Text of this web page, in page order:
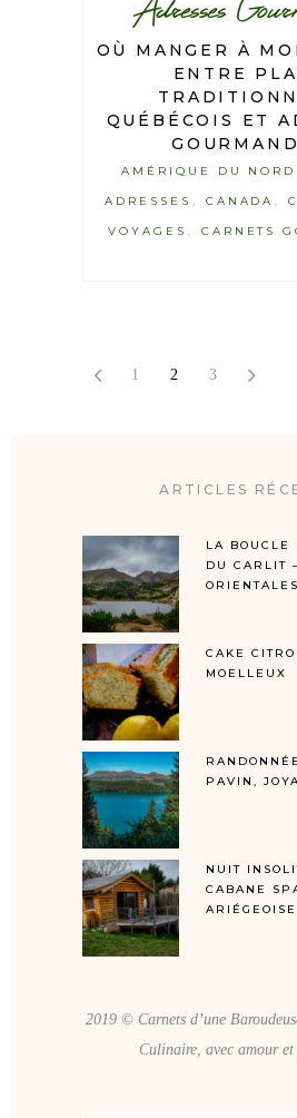
OÙ MANGER À
ENTRE
QUÉBÉCOIS ET
AMÉRIQUE DU NORD
ADRESSES CANADA
VOYAGES CARNETS
1 2 3
ARTICLES
LA BOUCLE
DU CARLIT
ORIENTALES
CAKE
MOELLEUX
PAVIN,
NUIT
CABANE
ARIÉGEOISE
2019 © Carnets d’une
Culinaire, avec amour